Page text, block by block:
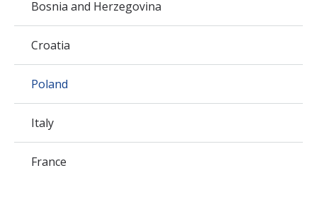
Bosnia and Herzegovina
Croatia
Poland
Italy
France